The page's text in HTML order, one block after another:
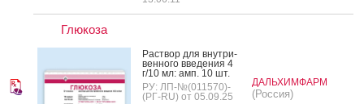
Глюкоза
Рас­твор для внут­ри­
вен­но­го вве­дения 4
г/10 мл: амп. 10 шт.
РУ: ЛП-№(011570)-
(РГ-RU) от 05.09.25
ДАЛЬХИМФАРМ
(Россия)